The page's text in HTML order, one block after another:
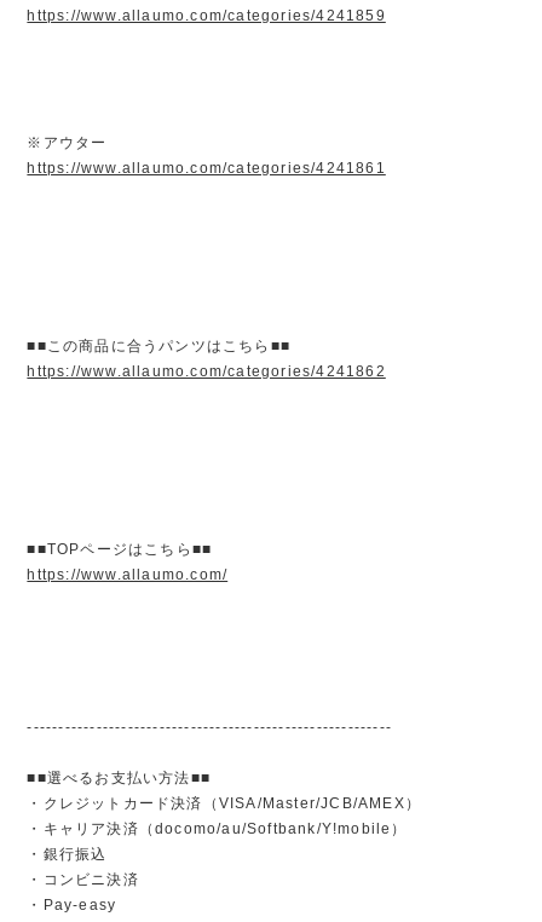
https://www.allaumo.com/categories/4241859
※アウター
https://www.allaumo.com/categories/4241861
■■この商品に合うパンツはこちら■■
https://www.allaumo.com/categories/4241862
■■TOPページはこちら■■
https://www.allaumo.com/
----------------------------------------------------------
■■選べるお支払い方法■■
・クレジットカード決済（VISA/Master/JCB/AMEX）
・キャリア決済（docomo/au/Softbank/Y!mobile）
・銀行振込
・コンビニ決済
・Pay-easy